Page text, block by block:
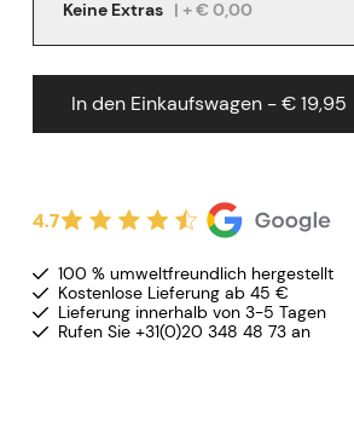
Keine Extras | + € 0,00
In den Einkaufswagen - € 19,95
4.7
100 % umweltfreundlich hergestellt
Kostenlose Lieferung ab 45 €
Lieferung innerhalb von 3-5 Tagen
Rufen Sie +31(0)20 348 48 73 an